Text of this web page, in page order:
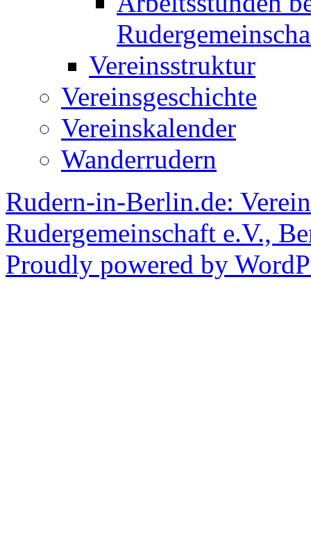
Vereinsstruktur
Vereinsgeschichte
Vereinskalender
Wanderrudern
Rudern-in-Berlin.de:
Rudergemeinschaft e.V.,
Proudly powered by